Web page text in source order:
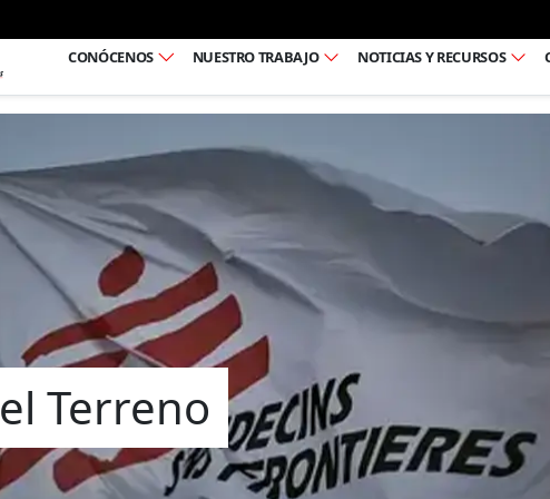
CONÓCENOS
NUESTRO TRABAJO NOTICIAS Y RECURSOS
Terreno